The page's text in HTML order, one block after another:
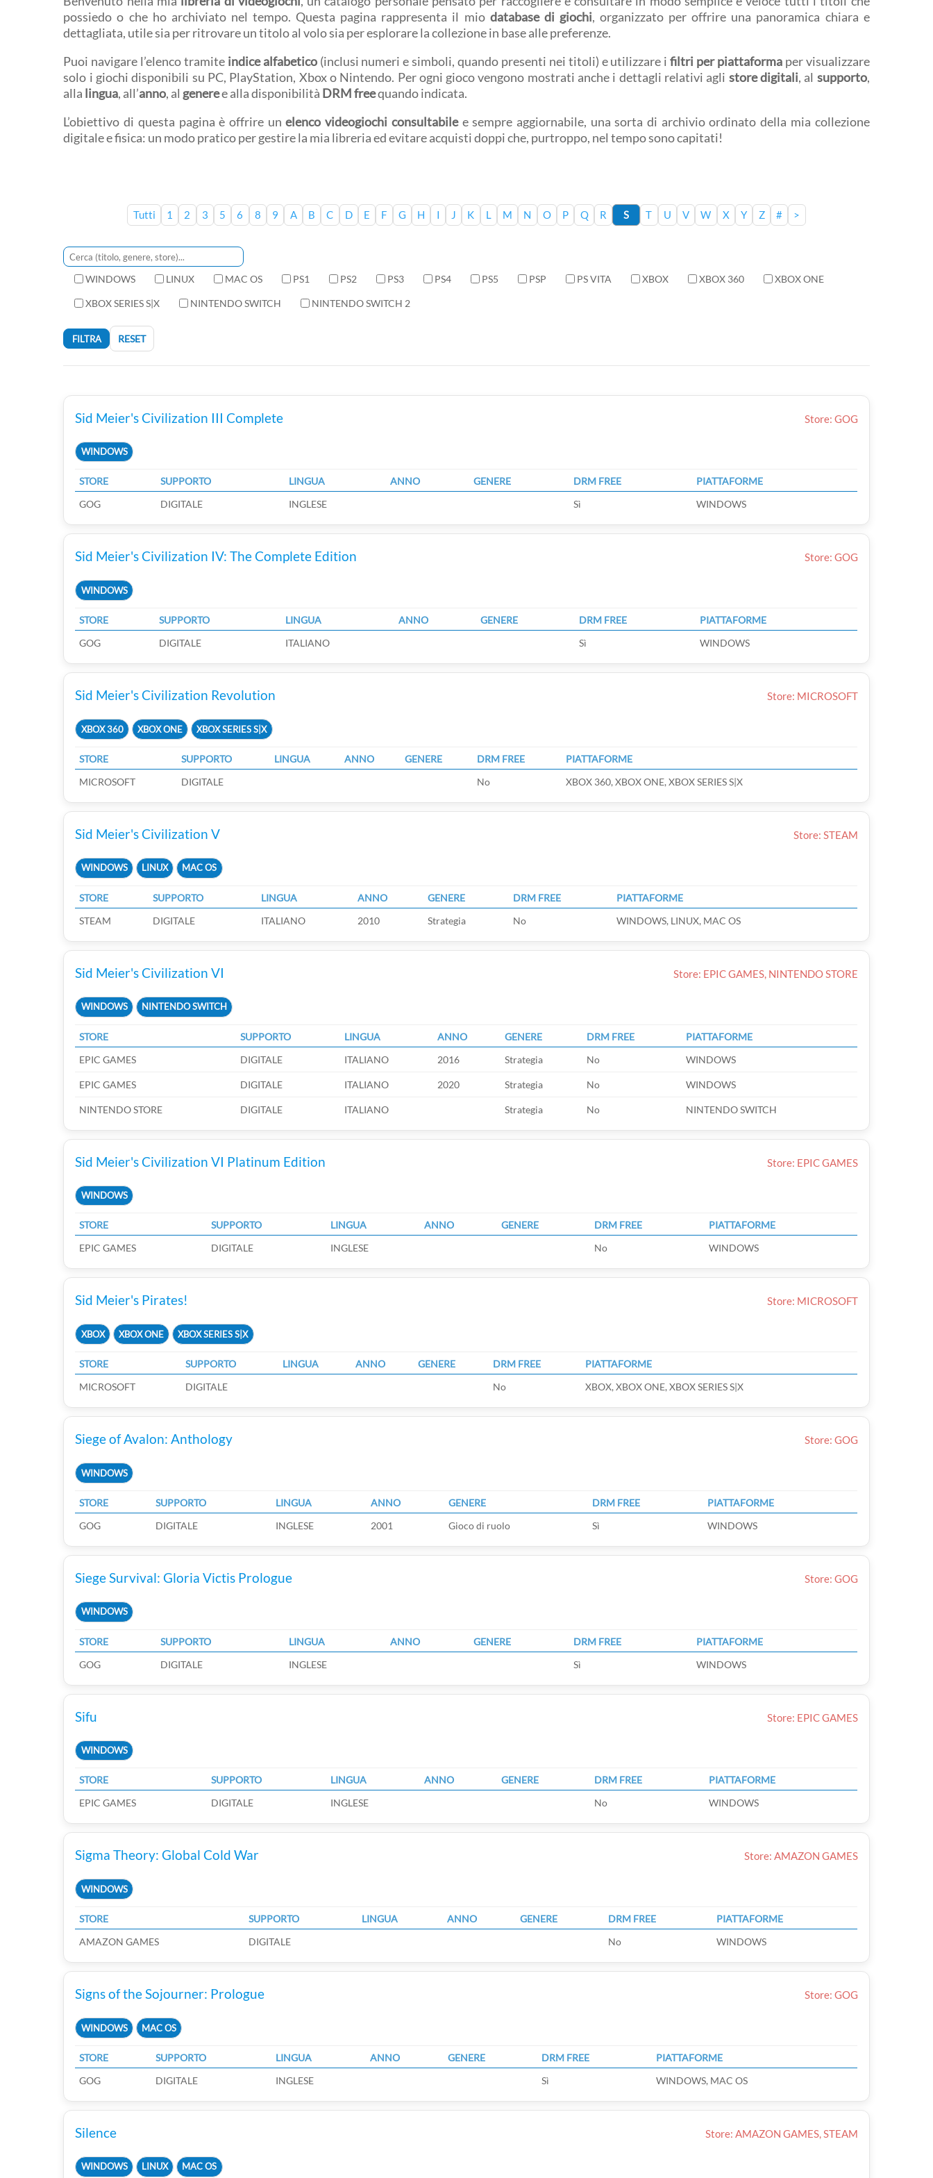
possiedo o che ho archiviato nel tempo. Questa pagina rappresenta il mio database di giochi, organizzato per offrire una panoramica chiara e
dettagliata, utile sia per ritrovare un titolo al volo sia per esplorare la collezione in base alle preferenze.
Puoi navigare l’elenco tramite indice alfabetico(inclusi numeri e simboli, quando presenti nei titoli) e utilizzare ifiltri per piattaformaper visualizzare
solo i giochi disponibili su PC, PlayStation, Xbox o Nintendo. Per ogni gioco vengono mostrati anche i dettagli relativi agli store digitali, al supporto,
alla lingua, all’anno, al generee alla disponibilità DRM freequando indicata.
L’obiettivo di questa pagina è offrire unelenco videogiochi consultabilee sempre aggiornabile, una sorta di archivio ordinato della mia collezione
digitale e fisica: un modo pratico per gestire la mia libreria ed evitare acquisti doppi che, purtroppo, nel tempo sono capitati!
Tutti 1 2 3 5 6 8 9 A B C D E F G H I J K L M N O P Q R S T U V W X Y Z # >
WINDOWS LINUX MAC OS PS1 PS2 PS3 PS4 PS5 PSP PS VITA XBOX XBOX 360 XBOX ONE
XBOX SERIES S|X NINTENDO SWITCH NINTENDO SWITCH 2
FILTRA RESET
Sid Meier's Civilization III Complete Store: GOG
WINDOWS
STORE SUPPORTO LINGUA ANNO GENERE DRM FREE PIATTAFORME
GOG DIGITALE INGLESE Sì WINDOWS
Sid Meier's Civilization IV: The Complete Edition Store: GOG
WINDOWS
STORE SUPPORTO LINGUA ANNO GENERE DRM FREE PIATTAFORME
GOG DIGITALE ITALIANO Sì WINDOWS
Sid Meier's Civilization Revolution Store: MICROSOFT
XBOX 360 XBOX ONE XBOX SERIES S|X
STORE SUPPORTO LINGUA ANNO GENERE DRM FREE PIATTAFORME
MICROSOFT DIGITALE No XBOX 360, XBOX ONE, XBOX SERIES S|X
Sid Meier's Civilization V Store: STEAM
WINDOWS LINUX MAC OS
STORE SUPPORTO LINGUA ANNO GENERE DRM FREE PIATTAFORME
STEAM DIGITALE ITALIANO 2010 Strategia No WINDOWS, LINUX, MAC OS
Sid Meier's Civilization VI Store: EPIC GAMES, NINTENDO STORE
WINDOWS NINTENDO SWITCH
STORE SUPPORTO LINGUA ANNO GENERE DRM FREE PIATTAFORME
EPIC GAMES DIGITALE ITALIANO 2016 Strategia No WINDOWS
EPIC GAMES DIGITALE ITALIANO 2020 Strategia No WINDOWS
NINTENDO STORE DIGITALE ITALIANO Strategia No NINTENDO SWITCH
Sid Meier's Civilization VI Platinum Edition Store: EPIC GAMES
WINDOWS
STORE SUPPORTO LINGUA ANNO GENERE DRM FREE PIATTAFORME
EPIC GAMES DIGITALE INGLESE No WINDOWS
Sid Meier's Pirates! Store: MICROSOFT
XBOX XBOX ONE XBOX SERIES S|X
STORE SUPPORTO LINGUA ANNO GENERE DRM FREE PIATTAFORME
MICROSOFT DIGITALE No XBOX, XBOX ONE, XBOX SERIES S|X
Siege of Avalon: Anthology Store: GOG
WINDOWS
STORE SUPPORTO LINGUA ANNO GENERE DRM FREE PIATTAFORME
GOG DIGITALE INGLESE 2001 Gioco di ruolo Sì WINDOWS
Siege Survival: Gloria Victis Prologue Store: GOG
WINDOWS
STORE SUPPORTO LINGUA ANNO GENERE DRM FREE PIATTAFORME
GOG DIGITALE INGLESE Sì WINDOWS
Sifu Store: EPIC GAMES
WINDOWS
STORE SUPPORTO LINGUA ANNO GENERE DRM FREE PIATTAFORME
EPIC GAMES DIGITALE INGLESE No WINDOWS
Sigma Theory: Global Cold War Store: AMAZON GAMES
WINDOWS
STORE SUPPORTO LINGUA ANNO GENERE DRM FREE PIATTAFORME
AMAZON GAMES DIGITALE No WINDOWS
Signs of the Sojourner: Prologue Store: GOG
WINDOWS MAC OS
STORE SUPPORTO LINGUA ANNO GENERE DRM FREE PIATTAFORME
GOG DIGITALE INGLESE Sì WINDOWS, MAC OS
Silence Store: AMAZON GAMES, STEAM
WINDOWS LINUX MAC OS